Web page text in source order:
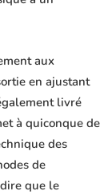
aux
en ajustant
livré
à quiconque de
des
de
que le